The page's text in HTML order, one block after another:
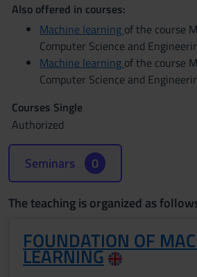
Also offered in courses:
Machine learning of the course
Computer Science and
Machine learning of the course
Computer Science and
Courses Single
Authorized
Seminars 0
The teaching is organized as
FOUNDATION OF
LEARNING